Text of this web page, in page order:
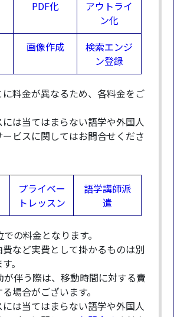
PDF化
アウトライ
ン化
画像作成
検索エンジ
ン登録
料金が異なるため、各料金をご
は当てはまらない語学や外国人
ビスに関してはお問合せくださ
プライベー
トレッスン
語学講師派
遣
の料金となります。
など実費として掛かるものは別
。
伴う際は、移動時間に対する費
場合がございます。
は当てはまらない語学や外国人